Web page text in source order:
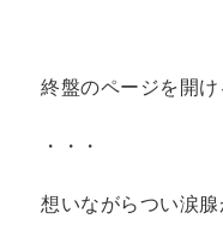
終盤のページを開け
・・・
想いながらつい涙腺